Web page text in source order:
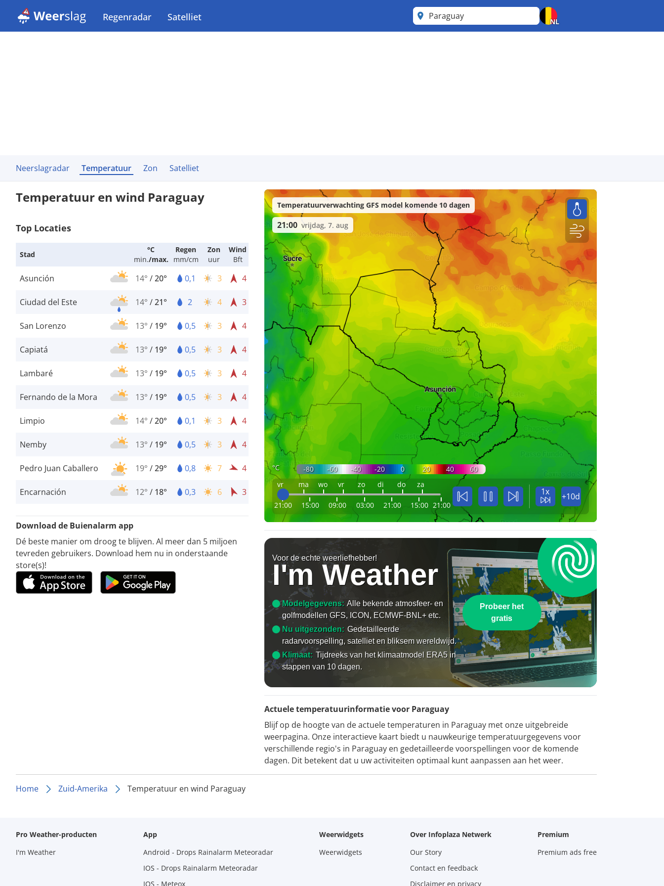
Regenradar Satelliet Paraguay
NL
Neerslagradar Temperatuur Zon Satelliet
Temperatuur en wind Paraguay
Top Locaties
Stad
°C
min./max.
Regen
mm/cm
Zon
uur
Wind
Bft
Asunción 14° /20° 0,1 3 4
Ciudad del Este 14° /21° 2 4 3
San Lorenzo 13° / 19° 0,5 3 4
Capiatá 13° / 19° 0,5 3 4
Lambaré 13° / 19° 0,5 3 4
Fernando de la Mora 13° / 19° 0,5 3 4
Limpio 14° /20° 0,1 3 4
Nemby 13° / 19° 0,5 3 4
Pedro Juan Caballero 19° /29° 0,8 7 4
Encarnación 12° / 18° 0,3 6 3
Download de Buienalarm app
Dé beste manier om droog te blijven. Al meer dan 5 miljoen
tevreden gebruikers. Download hem nu in onderstaande
store(s)!
°C -80 -60 -40 -20 0 20 40
60
vr
ma wo vr zo di do za
21:00 15:00 09:00 03:00 21:00 15:00 21:00
1x +10d
Temperatuurverwachting GFS model komende 10 dagen
21:00 vrijdag, 7. aug
Voor de echte weerliefhebber!
I'm Weather
Modelgegevens: Alle bekende atmosfeer- en
golfmodellen GFS, ICON, ECMWF-BNL+ etc.
Nu uitgezonden: Gedetailleerde
radarvoorspelling, satelliet en bliksem wereldwijd.
Klimaat: Tijdreeks van het klimaatmodel ERA5 in
stappen van 10 dagen.
Probeer het
gratis
Actuele temperatuurinformatie voor Paraguay
Blijf op de hoogte van de actuele temperaturen in Paraguay met onze uitgebreide
weerpagina. Onze interactieve kaart biedt u nauwkeurige temperatuurgegevens voor
verschillende regio's in Paraguay en gedetailleerde voorspellingen voor de komende
dagen. Dit betekent dat u uw activiteiten optimaal kunt aanpassen aan het weer.
Home Zuid-Amerika Temperatuur en wind Paraguay
Pro Weather-producten
I'm Weather
App
Android - Drops Rainalarm Meteoradar
IOS - Drops Rainalarm Meteoradar
IOS - Meteox
Weerwidgets
Weerwidgets
Over Infoplaza Netwerk
Our Story
Contact en feedback
Disclaimer en privacy
Premium
Premium ads free